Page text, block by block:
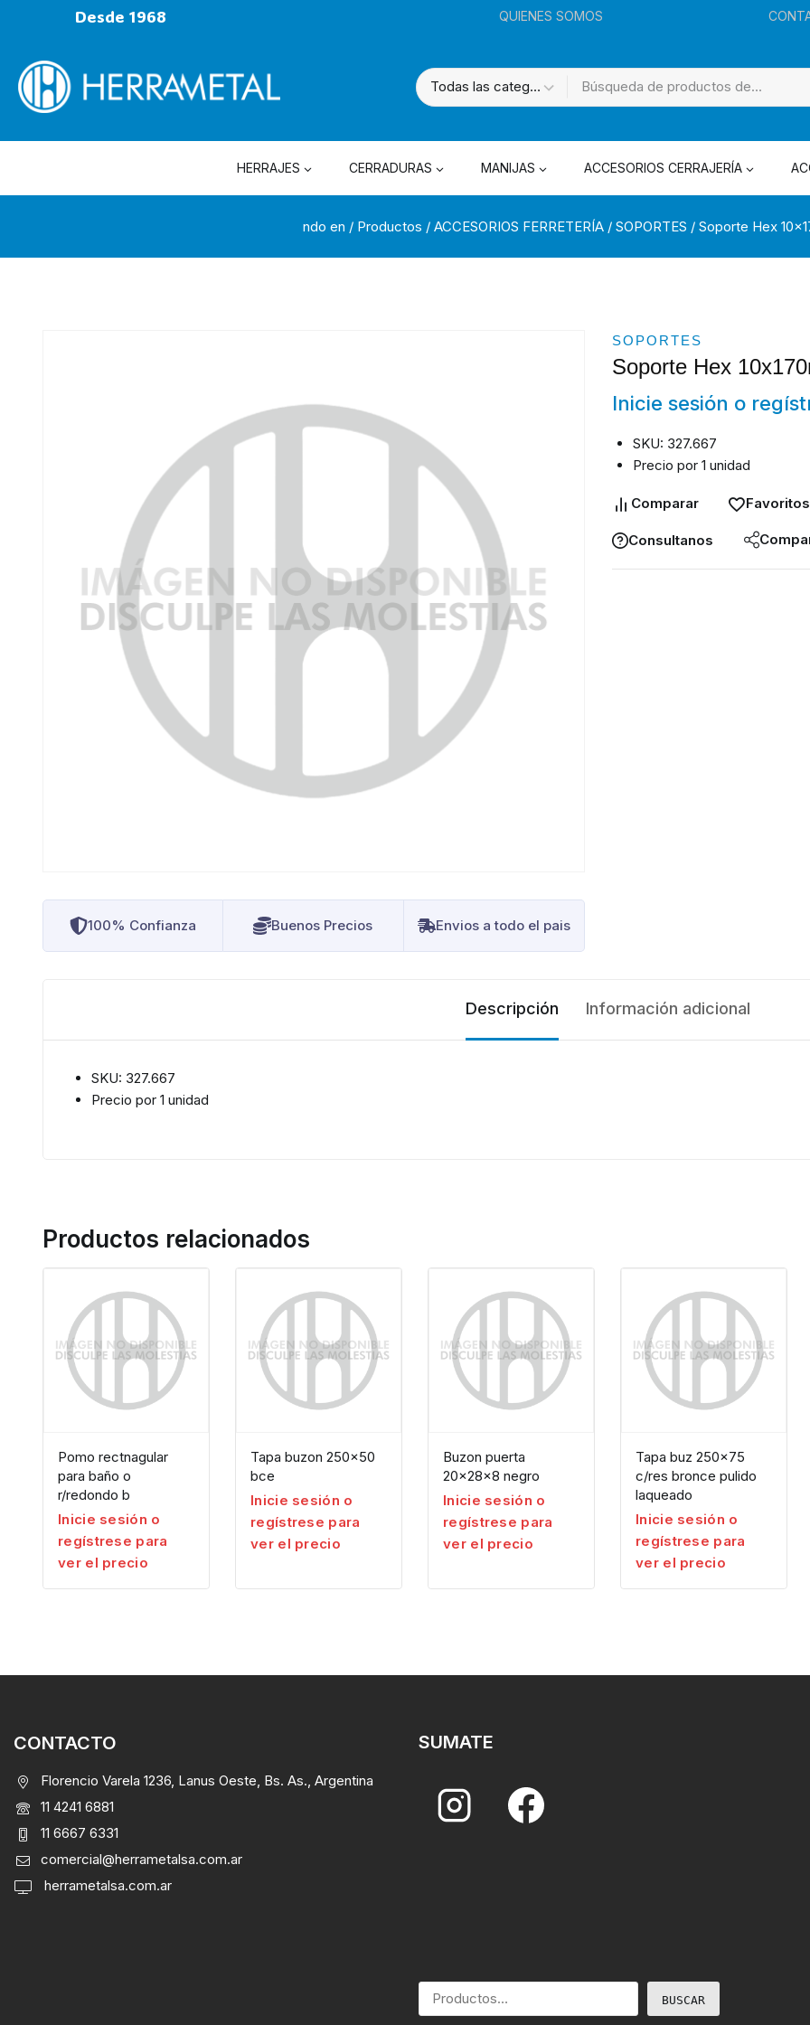
Desde 1968 QUIENES SOMOS
HERRAJES CERRADURAS MANIJAS ACCESORIOS CERRAJERÍA
ndo en / Productos / ACCESORIOS FERRETERÍA / SOPORTES / Soporte Hex
100% Confianza Buenos Precios Envios a todo el pais
SOPORTES
Soporte Hex
Inicie sesión o
SKU: 327.667
Precio por 1 unidad
Comparar Favoritos
Consultanos
Descripción Información adicional
SKU: 327.667
Precio por 1 unidad
Productos relacionados
Pomo rectnagular
para baño o
r/redondo b
Inicie sesión o
regístrese para
ver el precio
Tapa buzon 250×50
bce
Inicie sesión o
regístrese para
ver el precio
Buzon puerta
20x28x8 negro
Inicie sesión o
regístrese para
ver el precio
Tapa buz 250×75
c/res bronce pulido
laqueado
Inicie sesión o
regístrese para
ver el precio
CONTACTO
Florencio Varela 1236, Lanus Oeste, Bs. As., Argentina
11 4241 6881
11 6667 6331
comercial@herrametalsa.com.ar
herrametalsa.com.ar
SUMATE
BUSCAR
Suscripción al newsletter
Listas de Precios & Novedades
Recibirás un correo para validar tu email.
Created using Perfit
No mostrar de nuevo